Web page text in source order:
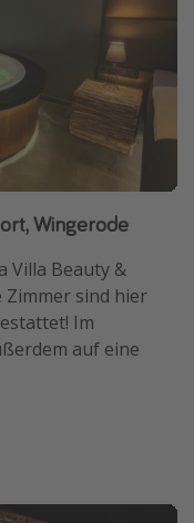
Wingerode
Villa Beauty &
Zimmer sind hier
Im
auf eine